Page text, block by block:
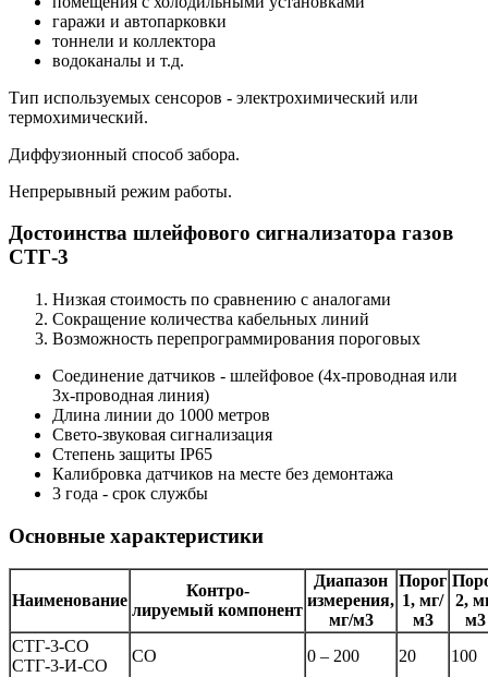
гаражи и автопарковки
тоннели и коллектора
водоканалы и т.д.
Тип используемых сенсоров - электрохимический или
термохимический.
Диффузионный способ забора.
Непрерывный режим работы.
Достоинства шлейфового сигнализатора газов
СТГ-3
Низкая стоимость по сравнению с аналогами
Сокращение количества кабельных линий
Возможность перепрограммирования пороговых
Соединение датчиков - шлейфовое (4х-проводная или
3х-проводная линия)
Длина линии до 1000 метров
Свето-звуковая сигнализация
Степень защиты IP65
Калибровка датчиков на месте без демонтажа
3 года - срок службы
Основные характеристики
Наименование
Контро-
лируемый компонент
Диапазон
измерения,
мг/м3
Порог
1, мг/
м3
2,
м3
СТГ-3-СО
СТГ-3-И-СО
СО 0 – 200 20 100